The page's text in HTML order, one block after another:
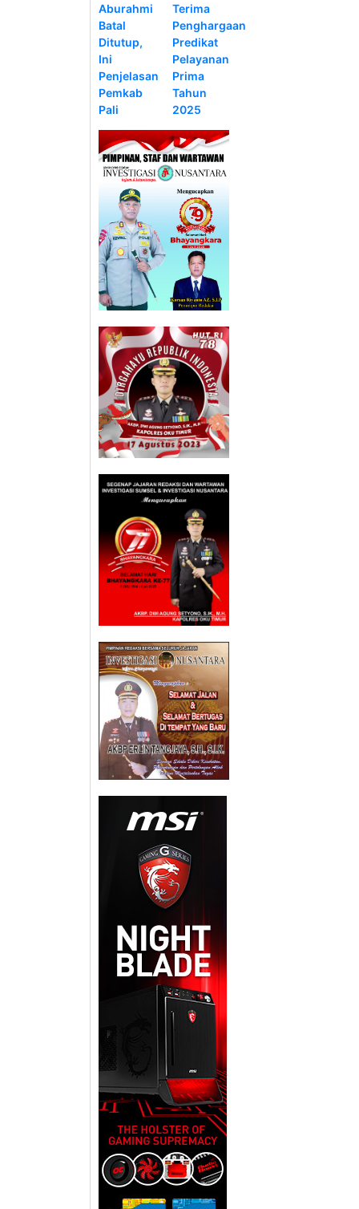
Aburahmi
Batal
Ditutup,
Ini
Penjelasan
Pemkab
Pali
Terima
Penghargaan
Predikat
Pelayanan
Prima
Tahun
2025